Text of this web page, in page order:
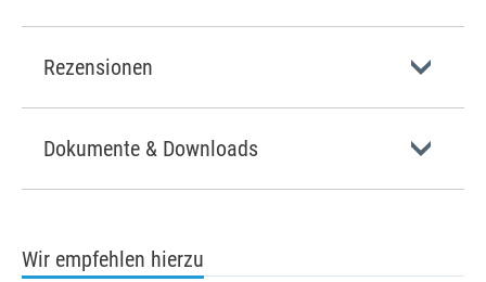
Rezensionen
Dokumente & Downloads
Wir empfehlen hierzu